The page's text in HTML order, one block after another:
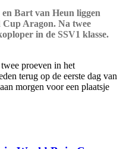
Bart van Heun liggen
Aragon. Na twee
in de SSV1 klasse.
proeven in het
terug op de eerste dag van
morgen voor een plaatsje